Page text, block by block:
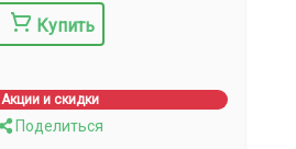
Купить
Акции и скидки
Поделиться